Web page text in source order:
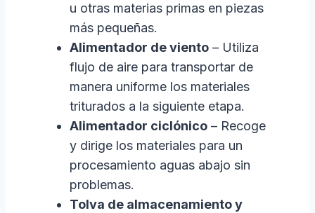
u otras materias primas en piezas
más pequeñas.
Alimentador de viento– Utiliza
flujo de aire para transportar de
manera uniforme los materiales
triturados a la siguiente etapa.
Alimentador ciclónico– Recoge
y dirige los materiales para un
procesamiento aguas abajo sin
problemas.
Tolva de almacenamiento y